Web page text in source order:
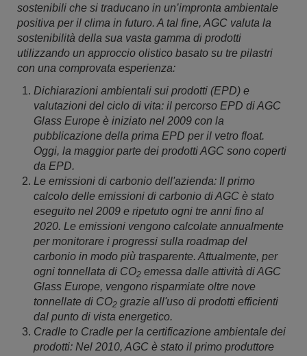
sostenibili che si traducano in un’impronta ambientale
positiva per il clima in futuro. A tal fine, AGC valuta la
sostenibilità della sua vasta gamma di prodotti
utilizzando un approccio olistico basato su tre pilastri
con una comprovata esperienza:
Dichiarazioni ambientali sui prodotti (EPD) e
valutazioni del ciclo di vita: il percorso EPD di AGC
Glass Europe è iniziato nel 2009 con la
pubblicazione della prima EPD per il vetro float.
Oggi, la maggior parte dei prodotti AGC sono coperti
da EPD.
Le emissioni di carbonio dell'azienda: Il primo
calcolo delle emissioni di carbonio di AGC è stato
eseguito nel 2009 e ripetuto ogni tre anni fino al
2020. Le emissioni vengono calcolate annualmente
per monitorare i progressi sulla roadmap del
carbonio in modo più trasparente. Attualmente, per
ogni tonnellata di CO2 emessa dalle attività di AGC
Glass Europe, vengono risparmiate oltre nove
tonnellate di CO2 grazie all'uso di prodotti efficienti
dal punto di vista energetico.
Cradle to Cradle per la certificazione ambientale dei
prodotti: Nel 2010, AGC è stato il primo produttore